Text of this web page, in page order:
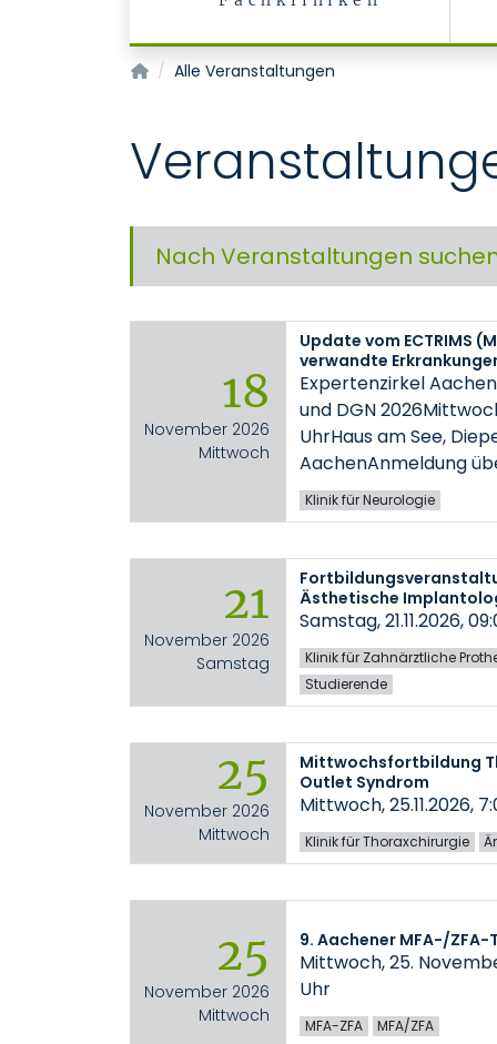
Startseite
Alle Veranstaltungen
Nach Veranstaltungen
18
November 2026
Mittwoch
Update vom ECTRIMS
verwandte
Expertenzirkel
und DGN
UhrHaus am See,
AachenAnmeldung
Klinik für Neurologie
21
November 2026
Samstag
Ästhetische
Samstag, 21.11.2026,
Klinik für Zahnärztliche
Studierende
25
November 2026
Mittwoch
Mittwochsfortbildung
Outlet Syndrom
Mittwoch, 25.11.2026,
Klinik für Thoraxchirurgie
25
November 2026
Mittwoch
9. Aachener MFA-/ZFA-
Mittwoch, 25.
Uhr
MFA-ZFA MFA/ZFA